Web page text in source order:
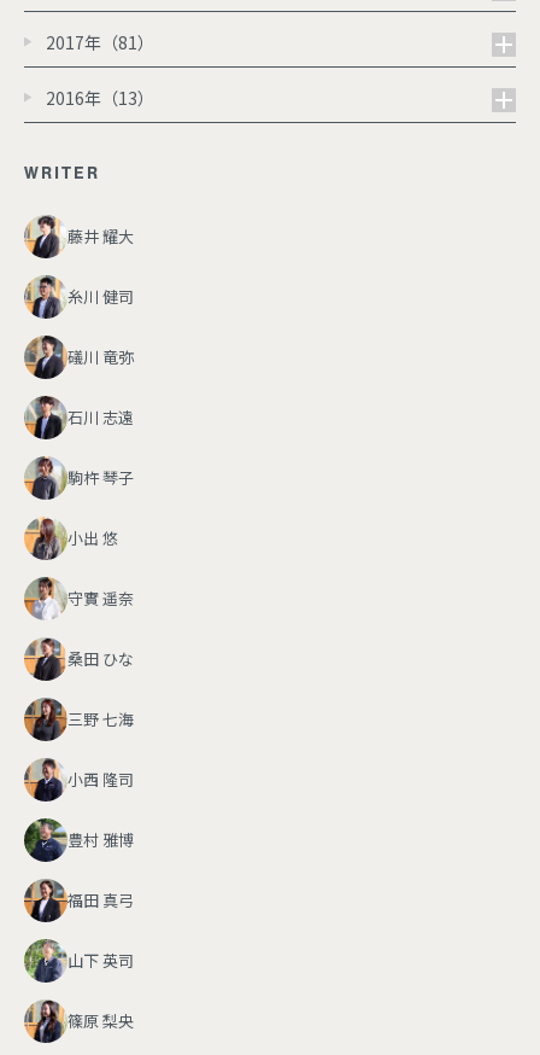
2017年（81）
2016年（13）
WRITER
藤井 耀大
糸川 健司
礒川 竜弥
石川 志遠
駒杵 琴子
小出 悠
守實 遥奈
桑田 ひな
三野 七海
小西 隆司
豊村 雅博
福田 真弓
山下 英司
篠原 梨央